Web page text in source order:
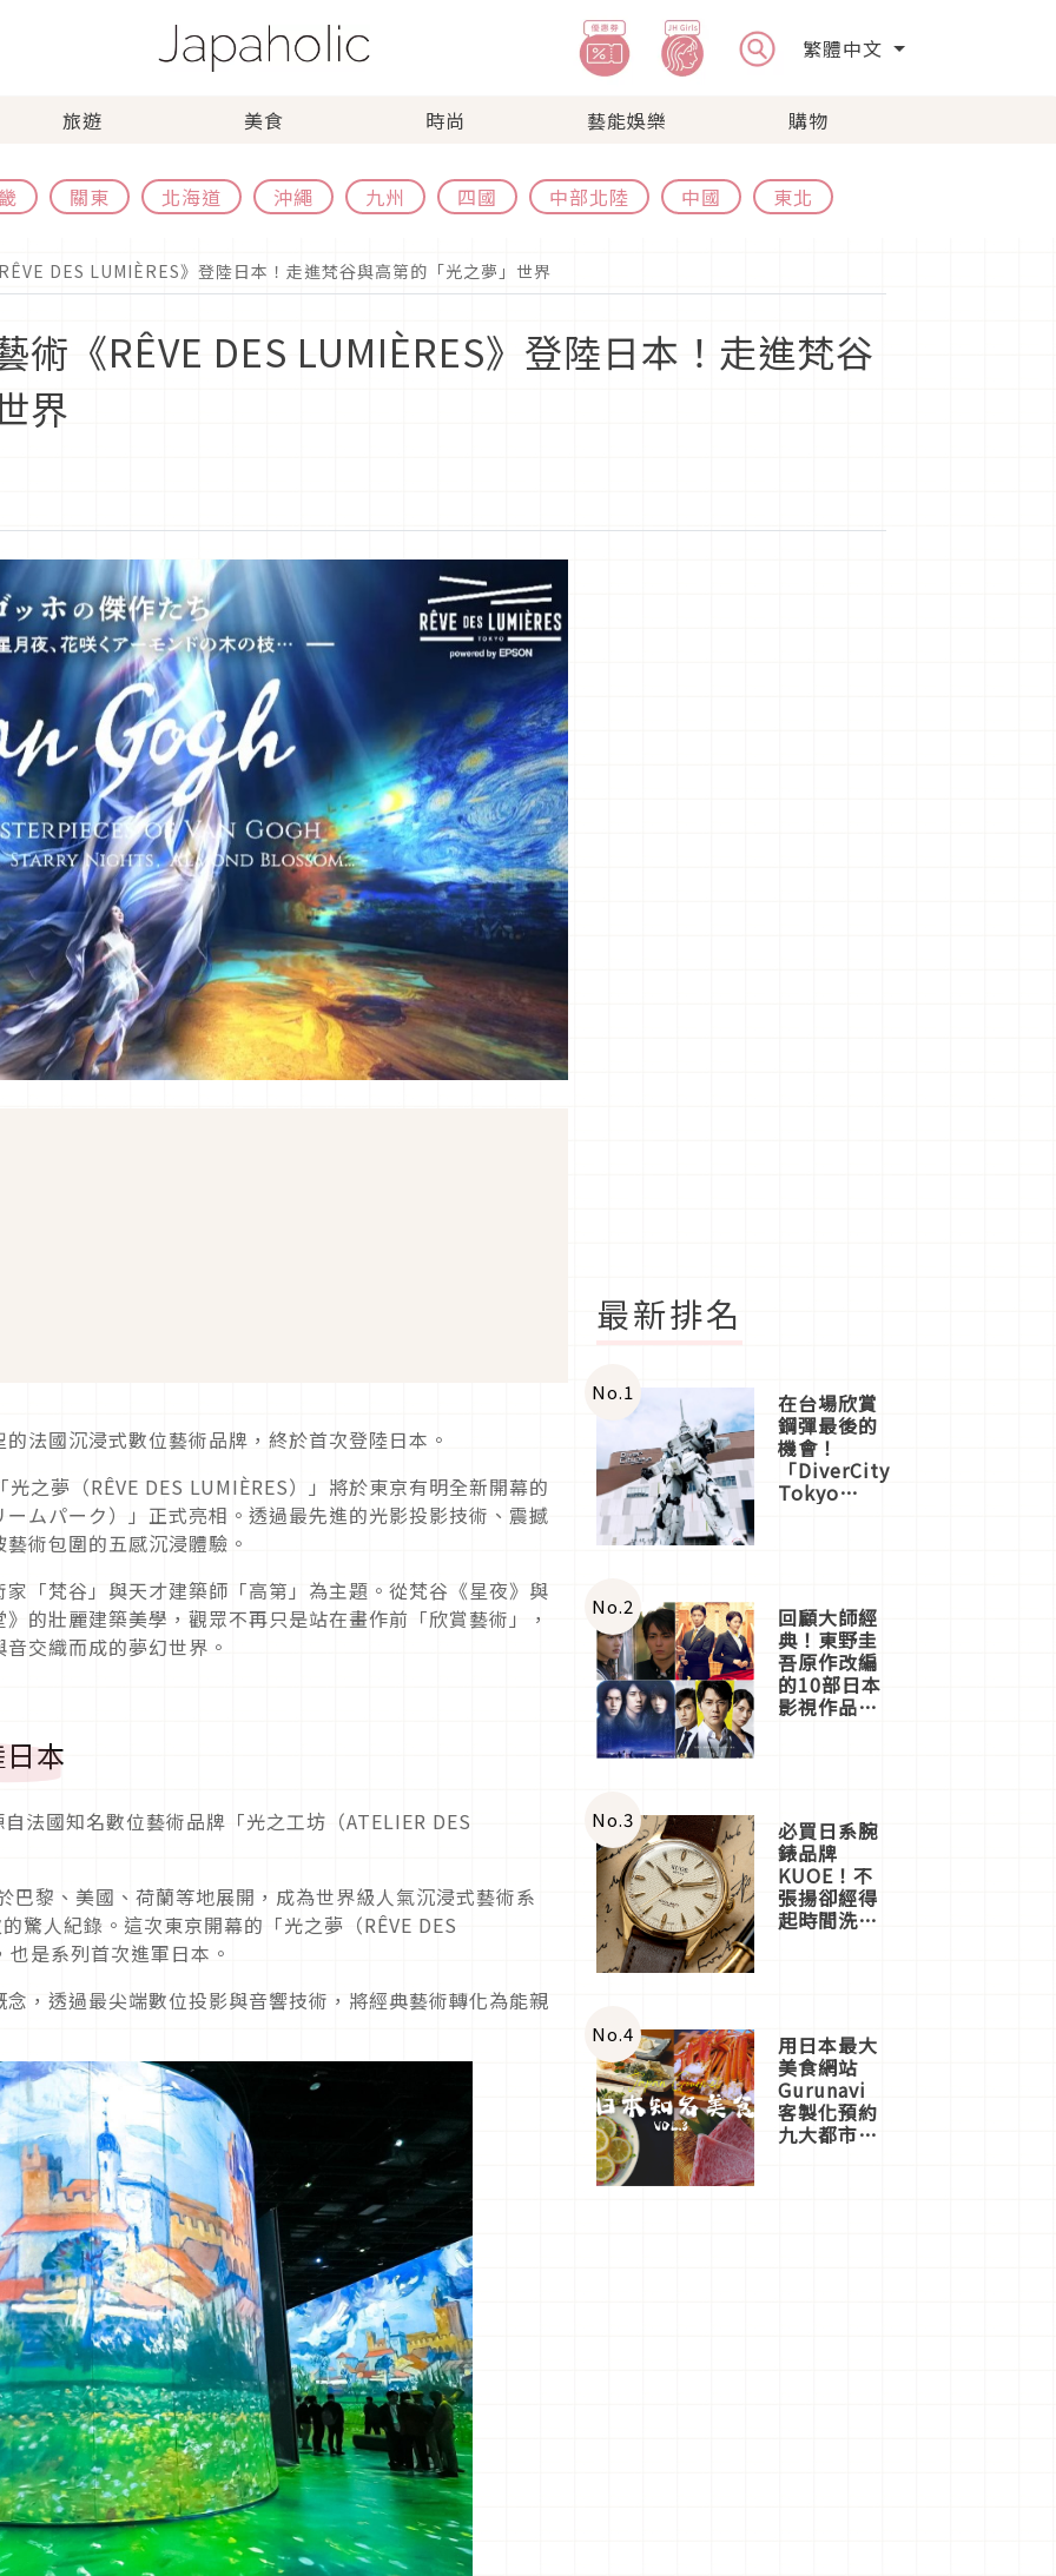
繁體中文
旅遊 美食 時尚 藝能娛樂 購物
關東 北海道 沖繩 九州 四國 中部北陸 中國 東北
DES LUMIÈRES》登陸日本！走進梵谷與高第的「光之夢」世界
術《RÊVE DES LUMIÈRES》登陸日本！走進梵谷
界
法國沉浸式數位藝術品牌，終於首次登陸日本。
之夢（RÊVE DES LUMIÈRES）」將於東京有明全新開幕的
ムパーク）」正式亮相。透過最先進的光影投影技術、震撼
術包圍的五感沉浸體驗。
「梵谷」與天才建築師「高第」為主題。從梵谷《星夜》與
的壯麗建築美學，觀眾不再只是站在畫作前「欣賞藝術」，
交織而成的夢幻世界。
本
法國知名數位藝術品牌「光之工坊（ATELIER DES
黎、美國、荷蘭等地展開，成為世界級人氣沉浸式藝術系
驚人紀錄。這次東京開幕的「光之夢（RÊVE DES
是系列首次進軍日本。
，透過最尖端數位投影與音響技術，將經典藝術轉化為能親
最新排名
No.1 在台場欣賞
鋼彈最後的
機會！
「DiverCity
Tokyo
體驗
No.2 回顧大師經
典！東野圭
吾原作改編
的10部日本
影視作品推
No.3 必買日系腕
錶品牌
KUOE！不
張揚卻經得
起時間洗鍊
No.4 用日本最大
美食網站
Gurunavi
客製化預約
九大都市餐